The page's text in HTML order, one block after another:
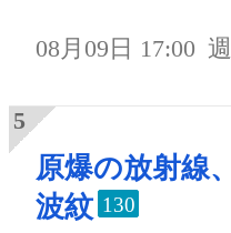
08月09日 17:00
原爆の放射線
波紋 130